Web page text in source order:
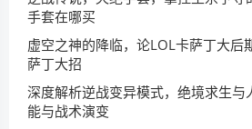
手套在哪买
虚空之神的降临，论LOL卡萨丁大后
萨丁大招
深度解析逆战变异模式，绝境求生与
能与战术演变